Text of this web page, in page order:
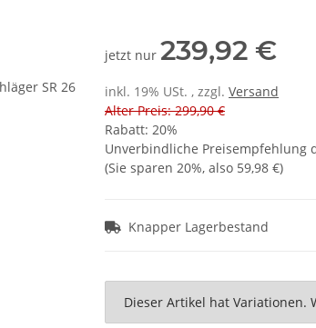
jetzt nur 239,92 €
inkl. 19% USt. , zzgl. Versand
Alter Preis: 299,90 €
Rabatt: 20%
Unverbindliche Preisempfehlung
(Sie sparen 20%, also 59,98 €)
Knapper Lagerbestand
x
Dieser Artikel hat Variationen.